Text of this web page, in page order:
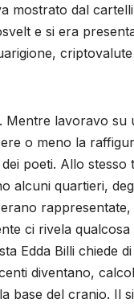
mostrato dal
e si era
lavoravo su
o meno la
poeti. Allo stesso
quartieri,
ci rivela
Edda Billi chiede
diventano,
base del cranio. Il